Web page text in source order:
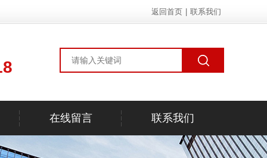
返回首页 联系我们
在线留言 联系我们